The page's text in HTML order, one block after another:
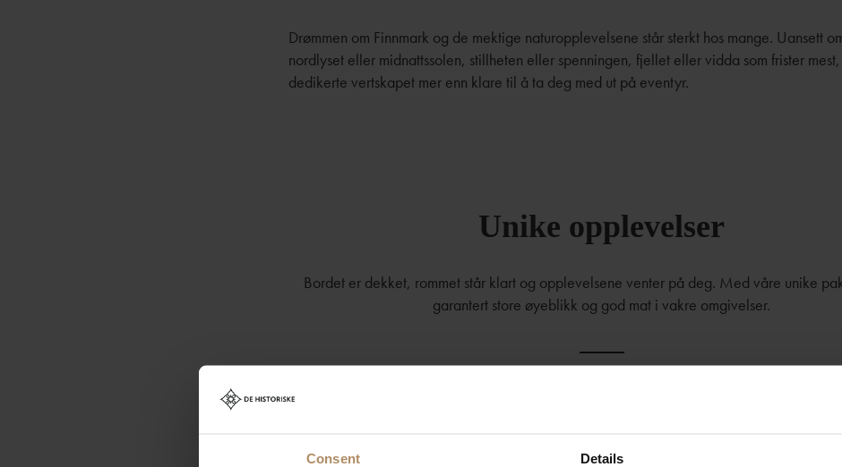
Consent Details
Drømmen om Finnmark og de mektige naturopplevelsene står sterkt hos mange. Uansett
nordlyset eller midnattssolen, stillheten eller spenningen, fjellet eller vidda som frister
dedikerte vertskapet mer enn klare til å ta deg med ut på eventyr.
Unike opplevelser
Bordet er dekket, rommet står klart og opplevelsene venter på deg. Med våre unike
garantert store øyeblikk og god mat i vakre omgivelser.